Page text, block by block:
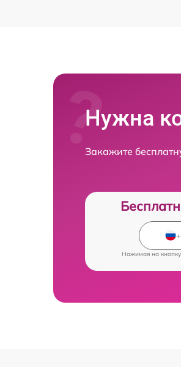
Нужна
Закажите
Нажимая на